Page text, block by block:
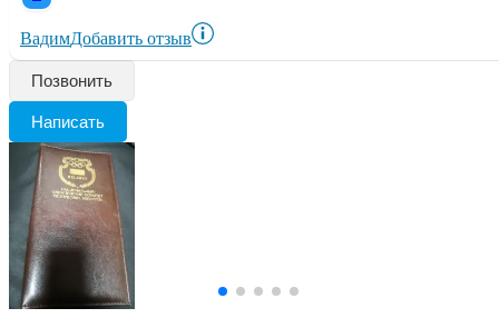
ВадимДобавить отзыв
Позвонить
Написать